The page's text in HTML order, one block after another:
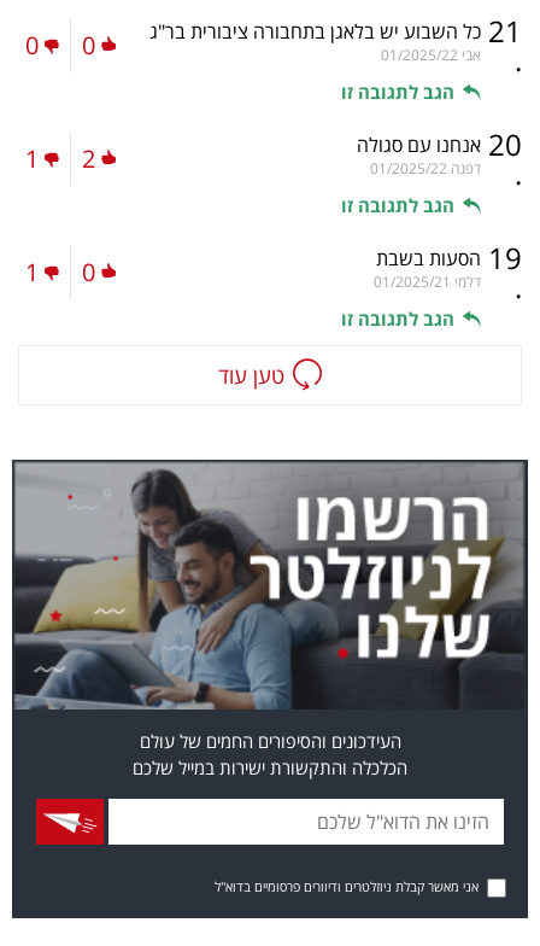
21
.
כל השבוע יש בלאגן בתחבורה ציבורית בר"ג
אבי 01/2025/22
הגב לתגובה זו
0
0
20
.
אנחנו עם סגולה
דפנה 01/2025/22
הגב לתגובה זו
2
1
19
.
הסעות בשבת
דלמי 01/2025/21
הגב לתגובה זו
0
1
טען עוד
העידכונים והסיפורים החמים של עולם
הכלכלה והתקשורת ישירות במייל שלכם
אני מאשר קבלת ניוזלטרים ודיוורים פרסומיים בדוא"ל